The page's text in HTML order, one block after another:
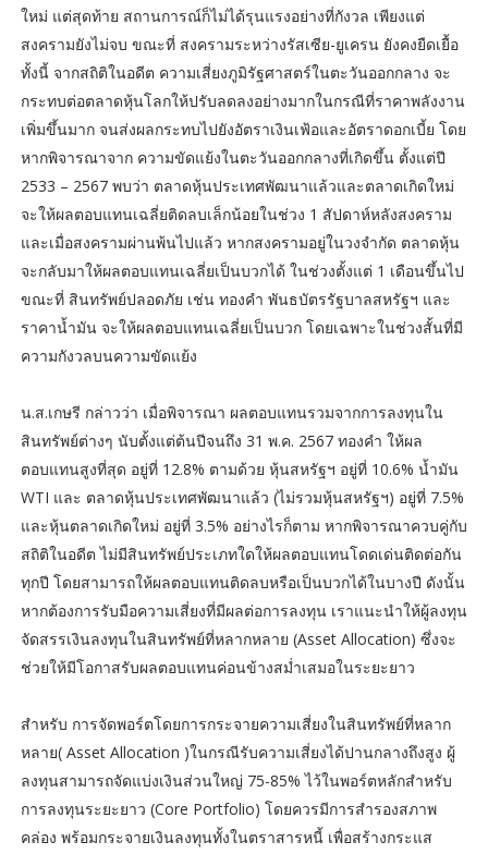
ใหม่ แต่สุดท้าย สถานการณ์ก็ไม่ได้รุนแรงอย่างที่กังวล เพียงแต่
สงครามยังไม่จบ ขณะที่ สงครามระหว่างรัสเซีย-ยูเครน ยังคงยืดเยื้อ
ทั้งนี้ จากสถิติในอดีต ความเสี่ยงภูมิรัฐศาสตร์ในตะวันออกกลาง จะ
กระทบต่อตลาดหุ้นโลกให้ปรับลดลงอย่างมากในกรณีที่ราคาพลังงาน
เพิ่มขึ้นมาก จนส่งผลกระทบไปยังอัตราเงินเฟ้อและอัตราดอกเบี้ย โดย
หากพิจารณาจาก ความขัดแย้งในตะวันออกกลางที่เกิดขึ้น ตั้งแต่ปี
2533 – 2567 พบว่า ตลาดหุ้นประเทศพัฒนาแล้วและตลาดเกิดใหม่
จะให้ผลตอบแทนเฉลี่ยติดลบเล็กน้อยในช่วง 1 สัปดาห์หลังสงคราม
และเมื่อสงครามผ่านพ้นไปแล้ว หากสงครามอยู่ในวงจำกัด ตลาดหุ้น
จะกลับมาให้ผลตอบแทนเฉลี่ยเป็นบวกได้ ในช่วงตั้งแต่ 1 เดือนขึ้นไป
ขณะที่ สินทรัพย์ปลอดภัย เช่น ทองคำ พันธบัตรรัฐบาลสหรัฐฯ และ
ราคาน้ำมัน จะให้ผลตอบแทนเฉลี่ยเป็นบวก โดยเฉพาะในช่วงสั้นที่มี
ความกังวลบนความขัดแย้ง
น.ส.เกษรี กล่าวว่า เมื่อพิจารณา ผลตอบแทนรวมจากการลงทุนใน
สินทรัพย์ต่างๆ นับตั้งแต่ต้นปีจนถึง 31 พ.ค. 2567 ทองคำ ให้ผล
ตอบแทนสูงที่สุด อยู่ที่ 12.8% ตามด้วย หุ้นสหรัฐฯ อยู่ที่ 10.6% น้ำมัน
WTI และ ตลาดหุ้นประเทศพัฒนาแล้ว (ไม่รวมหุ้นสหรัฐฯ) อยู่ที่ 7.5%
และหุ้นตลาดเกิดใหม่ อยู่ที่ 3.5% อย่างไรก็ตาม หากพิจารณาควบคู่กับ
สถิติในอดีต ไม่มีสินทรัพย์ประเภทใดให้ผลตอบแทนโดดเด่นติดต่อกัน
ทุกปี โดยสามารถให้ผลตอบแทนติดลบหรือเป็นบวกได้ในบางปี ดังนั้น
หากต้องการรับมือความเสี่ยงที่มีผลต่อการลงทุน เราแนะนำให้ผู้ลงทุน
จัดสรรเงินลงทุนในสินทรัพย์ที่หลากหลาย (Asset Allocation) ซึ่งจะ
ช่วยให้มีโอกาสรับผลตอบแทนค่อนข้างสม่ำเสมอในระยะยาว
สำหรับ การจัดพอร์ตโดยการกระจายความเสี่ยงในสินทรัพย์ที่หลาก
หลาย( Asset Allocation )ในกรณีรับความเสี่ยงได้ปานกลางถึงสูง ผู้
ลงทุนสามารถจัดแบ่งเงินส่วนใหญ่ 75-85% ไว้ในพอร์ตหลักสำหรับ
การลงทุนระยะยาว (Core Portfolio) โดยควรมีการสำรองสภาพ
คล่อง พร้อมกระจายเงินลงทุนทั้งในตราสารหนี้ เพื่อสร้างกระแส